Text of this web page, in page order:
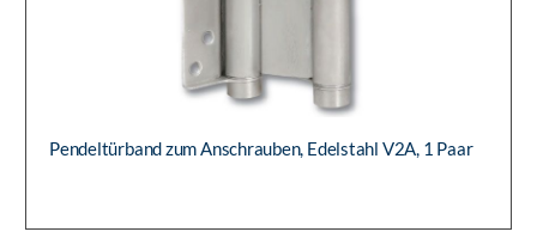
Pendeltürband zum Anschrauben, Edelstahl V2A, 1 Paar